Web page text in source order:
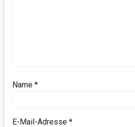
Name *
E-Mail-Adresse *